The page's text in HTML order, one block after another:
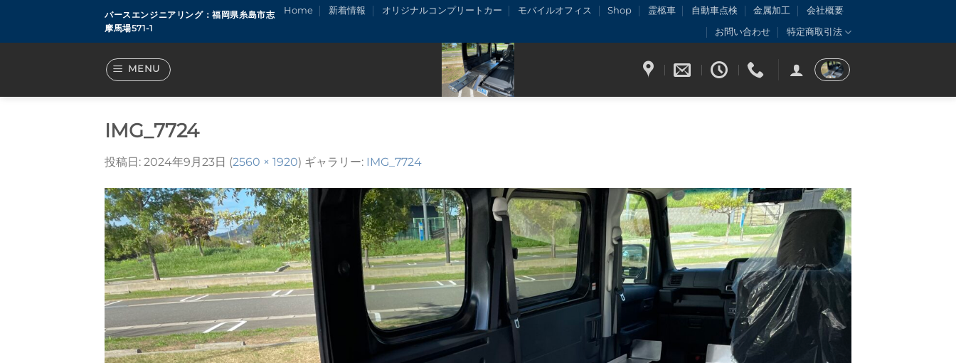
content
バースエンジニアリング：福岡県糸島市志
摩馬場571-1
Home 新着情報 オリジナルコンプリートカー モバイルオフィス Shop 霊柩車 自動車点検 金属加工
会社概要
お問い合わせ
特定商取引法
MENU
IMG_7724
投稿日: 2024年9月23日 (2560 × 1920) ギャラリー: IMG_7724